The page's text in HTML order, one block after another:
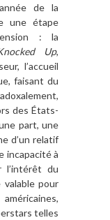
de la
une étape
: la
Up,
l’accueil
faisant du
des États-
part, une
d’un relatif
incapacité à
l’intérêt du
valable pour
telles